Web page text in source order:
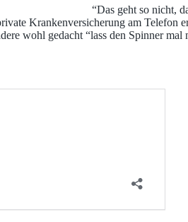
“Das geht so nicht,
Krankenversicherung am
wohl gedacht “lass den Spinner mal